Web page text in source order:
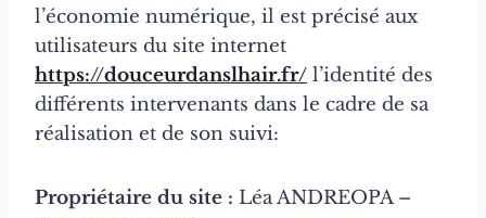
l’économie numérique, il est précisé aux
utilisateurs du site internet
https://douceurdanslhair.fr/ l’identité des
différents intervenants dans le cadre de sa
réalisation et de son suivi:
Propriétaire du site : Léa ANDREOPA –